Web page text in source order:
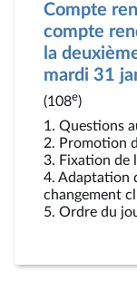
Compte
compte
la
mardi 31
(108e)
1. Questions
2. Promotion
3. Fixation de
4. Adaptation
changement
5. Ordre du